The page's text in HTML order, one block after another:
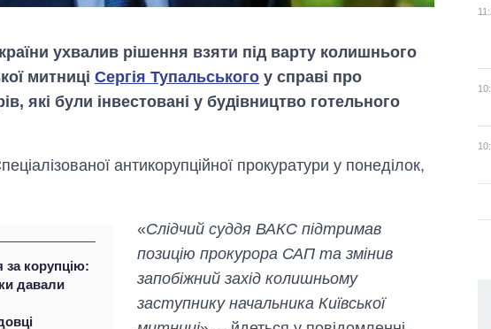
ухвалив рішення взяти під варту колишнього
митниці Сергія Тупальського у справі про
які були інвестовані у будівництво готельного
антикорупційної прокуратури у понеділок,
за корупцію:
давали
«Слідчий суддя ВАКС підтримав
позицію прокурора САП та змінив
запобіжний захід колишньому
заступнику начальника Київської